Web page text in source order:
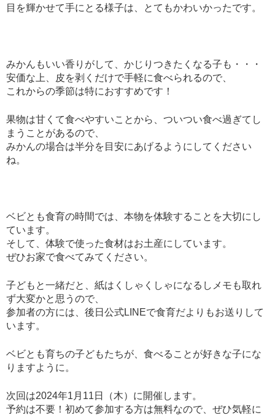
目を輝かせて手にとる様子は、とてもかわいかったです。
みかんもいい香りがして、かじりつきたくなる子も・・・
安価な上、皮を剥くだけで手軽に食べられるので、
これからの季節は特におすすめです！
果物は甘くて食べやすいことから、ついつい食べ過ぎてし
まうことがあるので、
みかんの場合は半分を目安にあげるようにしてください
ね。
ベビとも食育の時間では、本物を体験することを大切にし
ています。
そして、体験で使った食材はお土産にしています。
ぜひお家で食べてみてください。
子どもと一緒だと、紙はくしゃくしゃになるしメモも取れ
ず大変かと思うので、
参加者の方には、後日公式LINEで食育だよりもお送りして
います。
ベビとも育ちの子どもたちが、食べることが好きな子にな
りますように。
次回は2024年1 月 11 日（木）に 開催します。
予約は不要！初めて参加する方は無料なので、ぜひ気軽に